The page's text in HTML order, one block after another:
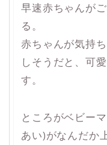
早速赤ちゃんが
る。
赤ちゃんが気持
しそうだと、可
す。
ところがベビー
あい)がなんだか